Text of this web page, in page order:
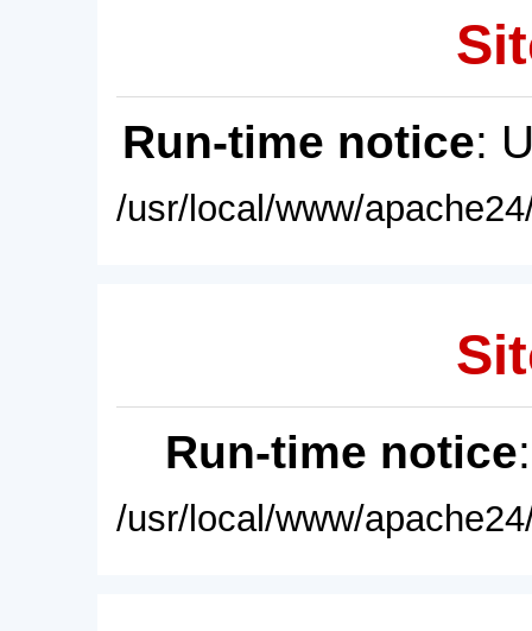
Run-time notice:
/usr/local/www/
Run-time notice
/usr/local/www/